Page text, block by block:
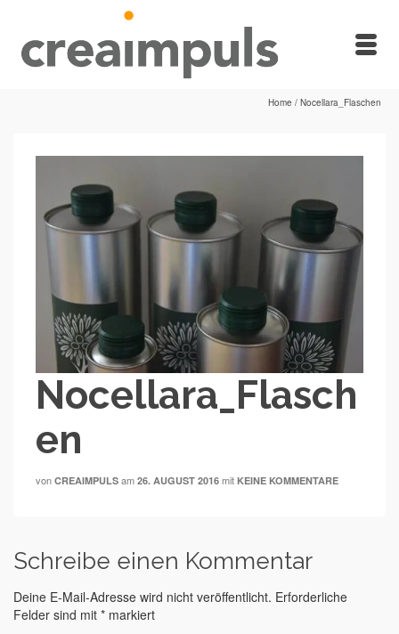
Home / Nocellara_Flaschen
Nocellara_Flasch
en
von CREAIMPULS am 26. AUGUST 2016 mit KEINE KOMMENTARE
Schreibe einen Kommentar
Deine E-Mail-Adresse wird nicht veröffentlicht. Erforderliche
Felder sind mit * markiert